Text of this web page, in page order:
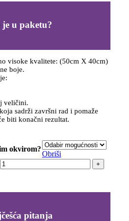
je u paketu?
visoke kvalitete: (50cm X 40cm)
boje.
veličini.
sadrži završni rad i pomaže
biti konačni rezultat.
okvirom?
Obriši
pitanja